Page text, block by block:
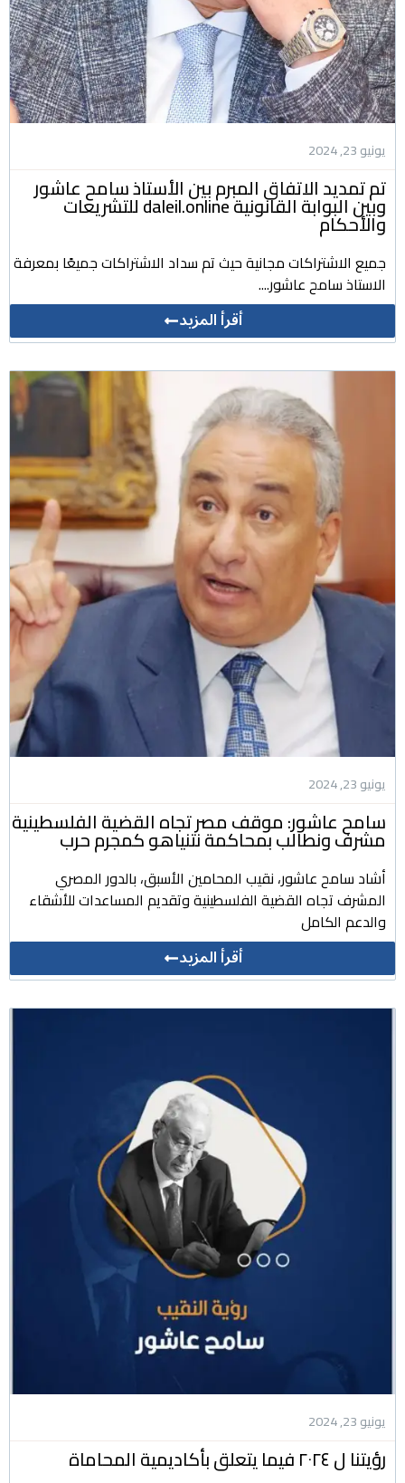
يونيو 23, 2024
تم تمديد الاتفاق المبرم بين الأستاذ سامح عاشور
وبين البوابة القانونية daleil.online للتشريعات
والأحكام
جميع الاشتراكات مجانية حيث تم سداد الاشتراكات جميعًا بمعرفة
الاستاذ سامح عاشور....
أقرأ المزيد
يونيو 23, 2024
سامح عاشور: موقف مصر تجاه القضية الفلسطينية
مشرف ونطالب بمحاكمة نتنياهو كمجرم حرب
أشاد سامح عاشور، نقيب المحامين الأسبق، بالدور المصري
المشرف تجاه القضية الفلسطينية وتقديم المساعدات للأشقاء
والدعم الكامل
أقرأ المزيد
يونيو 23, 2024
رؤيتنا ل ٢٠٢٤ فيما يتعلق بأكاديمية المحاماة